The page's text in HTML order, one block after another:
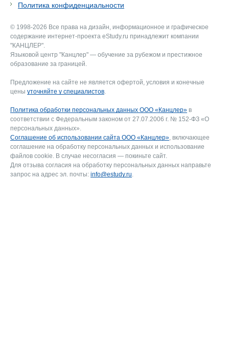
Политика конфиденциальности
© 1998-2026 Все права на дизайн, информационное и графическое
содержание интернет-проекта eStudy.ru принадлежит компании
"КАНЦЛЕР".
Языковой центр "Канцлер" — обучение за рубежом и престижное
образование за границей.
Предложение на сайте не является офертой, условия и конечные
цены уточняйте у специалистов
Политика обработки персональных данных ООО «Канцлер» в
соответствии с Федеральным законом от 27.07.2006 г. № 152-ФЗ «О
персональных данных».
Соглашение об использовании сайта ООО «Канцлер» , включающее
соглашение на обработку персональных данных и использование
файлов cookie. В случае несогласия — покиньте сайт.
Для отзыва согласия на обработку персональных данных направьте
запрос на адрес эл. почты: info@estudy.ru